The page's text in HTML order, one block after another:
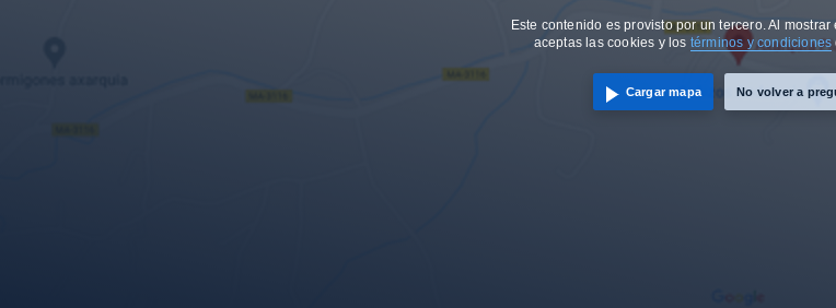
Este contenido es provisto por un tercero. Al
aceptas las cookies y los términos y condiciones
Cargar mapa No volver a